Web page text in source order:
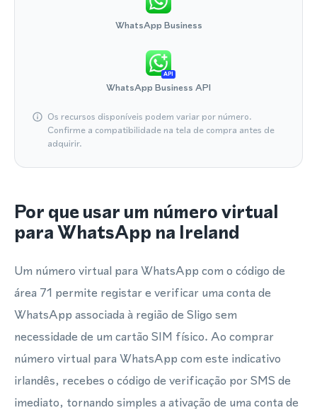
WhatsApp Business
API
WhatsApp Business API
Os recursos disponíveis podem variar por número.
Confirme a compatibilidade na tela de compra antes de
adquirir.
Por que usar um número virtual
para WhatsApp na Ireland
Um número virtual para WhatsApp com o código de
área 71 permite registar e verificar uma conta de
WhatsApp associada à região de Sligo sem
necessidade de um cartão SIM físico. Ao comprar
número virtual para WhatsApp com este indicativo
irlandês, recebes o código de verificação por SMS de
imediato, tornando simples a ativação de uma conta de